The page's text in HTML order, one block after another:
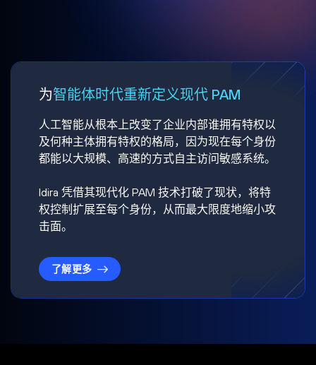
为智能体时代重新定义现代 PAM
人工智能从根本上改变了企业内部谁拥有特权以
及何种主体拥有特权的格局，因为现在每个身份
都能以大规模、高速的方式自主访问敏感系统。
Idira 凭借其现代化 PAM 技术打破了现状，将特
权控制扩展至每个身份，从而最大限度地缩小攻
击面。
了解更多